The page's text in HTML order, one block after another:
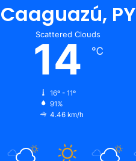
Caaguazú, PY
Scattered Clouds
14 ℃
16º - 11º
91%
4.46 km/h